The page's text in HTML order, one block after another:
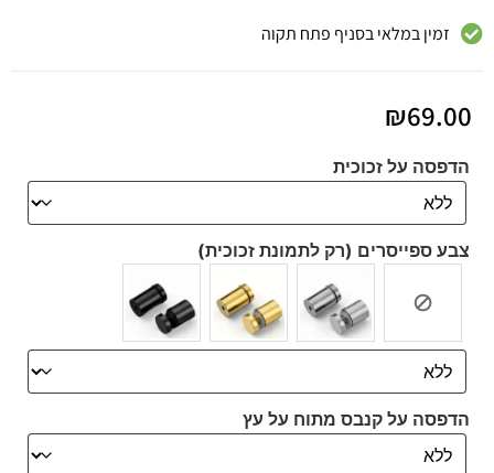
זמין במלאי בסניף פתח תקוה
₪69.00
הדפסה על זכוכית
צבע ספייסרים (רק לתמונת זכוכית)
הדפסה על קנבס מתוח על עץ